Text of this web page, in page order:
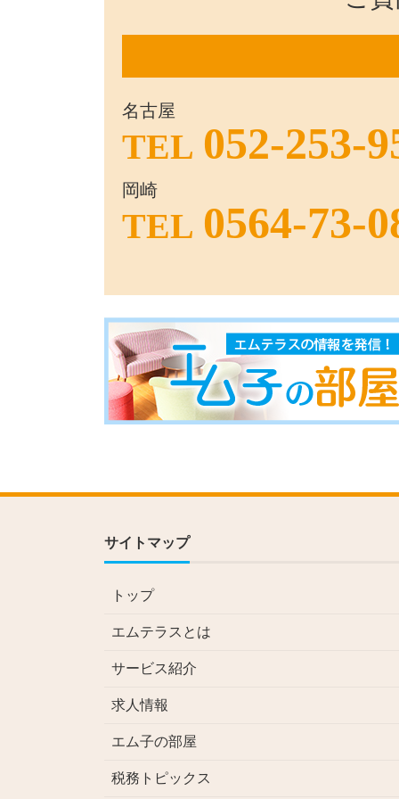
名古屋
TEL 052-253-
岡崎
TEL 0564-73-
サイトマップ
トップ
エムテラスとは
サービス紹介
求人情報
エム子の部屋
税務トピックス